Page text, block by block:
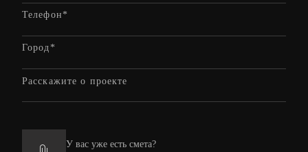
У вас уже есть смета?